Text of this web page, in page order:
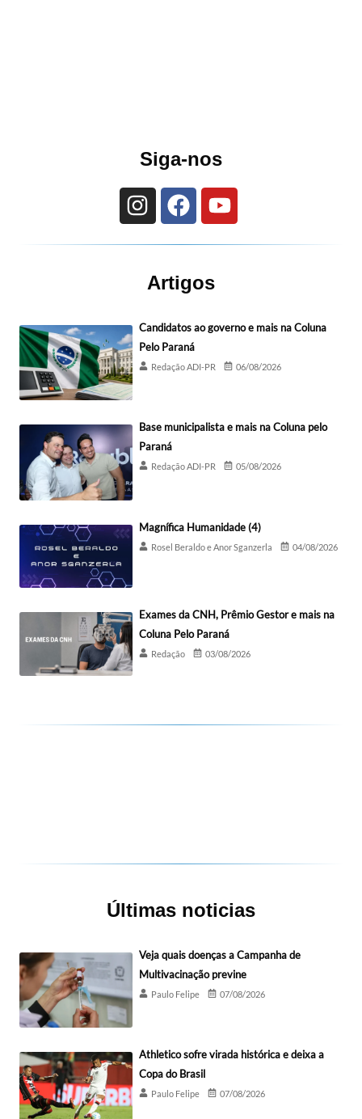
Siga-nos
Artigos
Candidatos ao governo e mais na Coluna
Pelo Paraná
Redação ADI-PR 06/08/2026
Base municipalista e mais na Coluna pelo
Paraná
Redação ADI-PR 05/08/2026
Magnífica Humanidade (4)
Rosel Beraldo e Anor Sganzerla 04/08/2026
Exames da CNH, Prêmio Gestor e mais na
Coluna Pelo Paraná
Redação 03/08/2026
Últimas noticias
Veja quais doenças a Campanha de
Multivacinação previne
Paulo Felipe 07/08/2026
Athletico sofre virada histórica e deixa a
Copa do Brasil
Paulo Felipe 07/08/2026